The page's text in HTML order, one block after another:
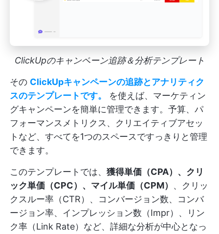
ClickUpのキャンペーン追跡＆分析テンプレート
その ClickUpキャンペーンの追跡とアナリティク
スのテンプレートです。
を使えば、マーケティン
グキャンペーンを簡単に管理できます。予算、パ
フォーマンスメトリクス、クリエイティブアセッ
トなど、すべてを1つのスペースですっきりと管理
できます。
このテンプレートでは、 獲得単価（CPA）、クリ
ック単価（CPC）、マイル単価（CPM） 、クリッ
クスルー率（CTR）、コンバージョン数、コンバ
ージョン率、インプレッション数（Impr）、リン
ク率（Link Rate）など、詳細な分析が中心となっ